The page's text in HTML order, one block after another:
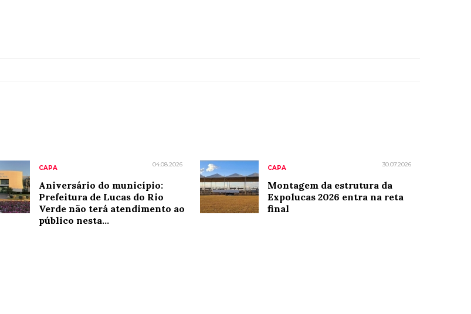
CAPA 04.08.2026
Aniversário do município:
Prefeitura de Lucas do Rio
Verde não terá atendimento ao
público nesta...
CAPA 30.07.2026
Montagem da estrutura da
Expolucas 2026 entra na reta
final